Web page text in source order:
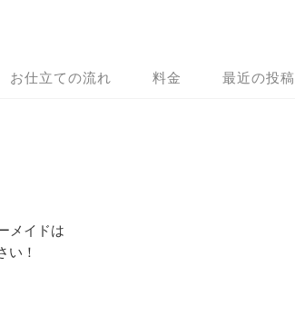
お仕立ての流れ 料金 最近の投稿
メイドは
い！